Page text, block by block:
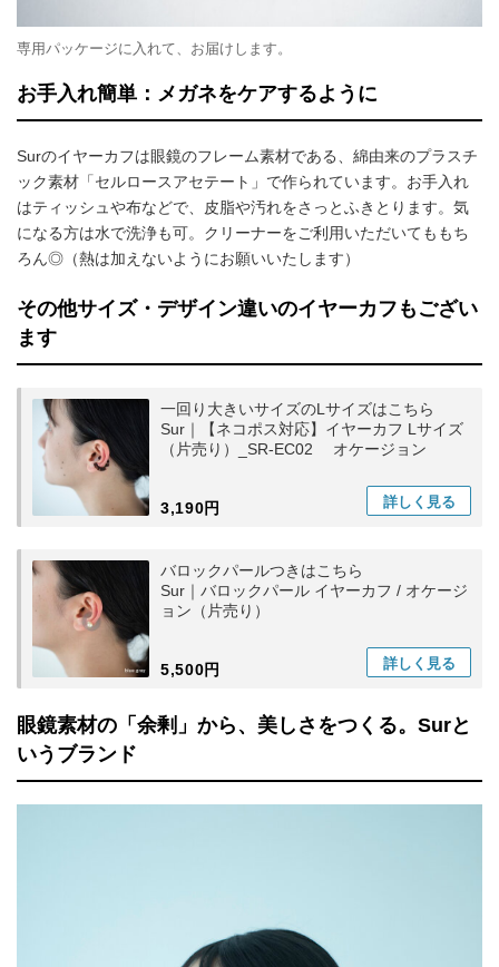
専用パッケージに入れて、お届けします。
お手入れ簡単：メガネをケアするように
Surのイヤーカフは眼鏡のフレーム素材である、綿由来のプラスチ
ック素材「セルロースアセテート」で作られています。お手入れ
はティッシュや布などで、皮脂や汚れをさっとふきとります。気
になる方は水で洗浄も可。クリーナーをご利用いただいてももち
ろん◎（熱は加えないようにお願いいたします）
その他サイズ・デザイン違いのイヤーカフもござい
ます
一回り大きいサイズのLサイズはこちら
Sur｜【ネコポス対応】イヤーカフ Lサイズ
（片売り）_SR-EC02 オケージョン
3,190円 詳しく 見る
バロックパールつきはこちら
Sur｜バロックパール イヤーカフ / オケージ
ョン（片売り）
5,500円 詳しく 見る
眼鏡素材の「余剰」から、美しさをつくる。Surと
いうブランド